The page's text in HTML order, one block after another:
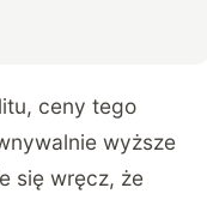
ceny tego
wyższe
się wręcz, że